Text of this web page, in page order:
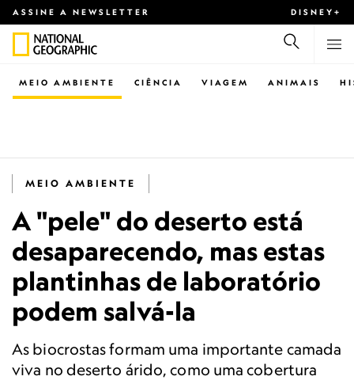
ASSINE A NEWSLETTER DISNEY+
CIÊNCIA VIAGEM ANIMAIS
MEIO AMBIENTE
MEIO AMBIENTE
A "pele" do deserto está
desaparecendo, mas estas
plantinhas de laboratório
podem salvá-la
As biocrostas formam uma importante camada
viva no deserto árido, como uma cobertura